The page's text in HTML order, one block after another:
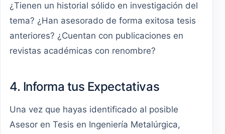
¿Tienen un historial sólido en investigación del
tema? ¿Han asesorado de forma exitosa tesis
anteriores? ¿Cuentan con publicaciones en
revistas académicas con renombre?
4. Informa tus Expectativas
Una vez que hayas identificado al posible
Asesor en Tesis en Ingeniería Metalúrgica,